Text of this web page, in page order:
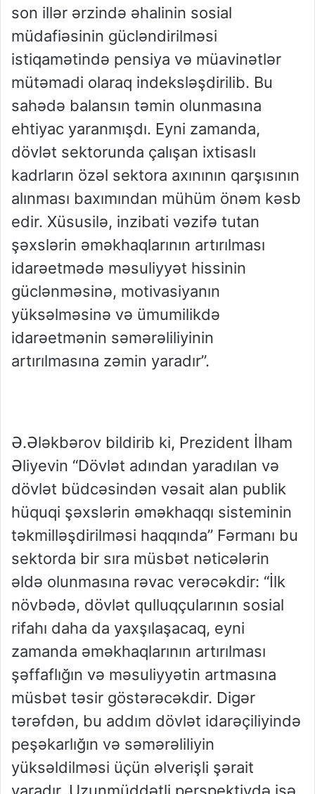
son illər ərzində əhalinin sosial
müdafiəsinin gücləndirilməsi
istiqamətində pensiya və müavinətlər
mütəmadi olaraq indeksləşdirilib. Bu
sahədə balansın təmin olunmasına
ehtiyac yaranmışdı. Eyni zamanda,
dövlət sektorunda çalışan ixtisaslı
kadrların özəl sektora axınının qarşısının
alınması baxımından mühüm önəm kəsb
edir. Xüsusilə, inzibati vəzifə tutan
şəxslərin əməkhaqlarının artırılması
idarəetmədə məsuliyyət hissinin
güclənməsinə, motivasiyanın
yüksəlməsinə və ümumilikdə
idarəetmənin səmərəliliyinin
artırılmasına zəmin yaradır”.
Ə.Ələkbərov bildirib ki, Prezident İlham
Əliyevin “Dövlət adından yaradılan və
dövlət büdcəsindən vəsait alan publik
hüquqi şəxslərin əməkhaqqı sisteminin
təkmilləşdirilməsi haqqında” Fərmanı bu
sektorda bir sıra müsbət nəticələrin
əldə olunmasına rəvac verəcəkdir: “İlk
növbədə, dövlət qulluqçularının sosial
rifahı daha da yaxşılaşacaq, eyni
zamanda əməkhaqlarının artırılması
şəffaflığın və məsuliyyətin artmasına
müsbət təsir göstərəcəkdir. Digər
tərəfdən, bu addım dövlət idarəçiliyində
peşəkarlığın və səmərəliliyin
yüksəldilməsi üçün əlverişli şərait